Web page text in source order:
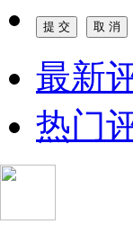
最新
热门